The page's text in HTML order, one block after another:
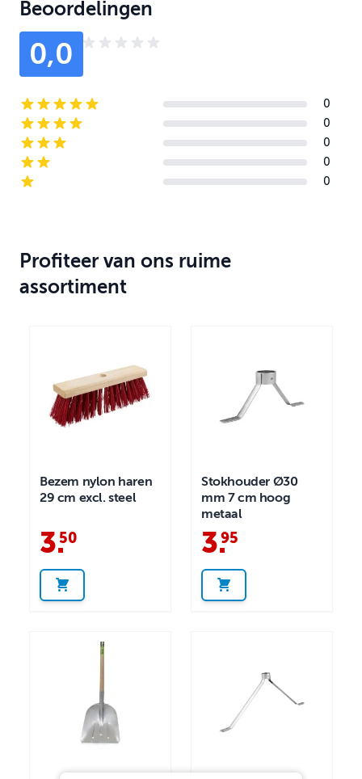
Beoordelingen
0,0
5-star reviews
0
4-star reviews
0
3-star reviews
0
2-star reviews
0
1-star reviews
0
Profiteer van ons ruime
assortiment
Bezem nylon haren
29 cm excl. steel
3.
50
Stokhouder Ø30
mm 7 cm hoog
metaal
3.
95